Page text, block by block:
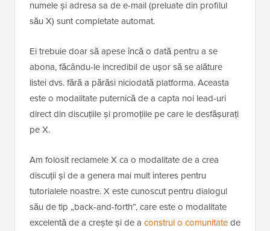
numele și adresa sa de e-mail (preluate din profilul
său X) sunt completate automat.
Ei trebuie doar să apese încă o dată pentru a se
abona, făcându-le incredibil de ușor să se alăture
listei dvs. fără a părăsi niciodată platforma. Aceasta
este o modalitate puternică de a capta noi lead-uri
direct din discuțiile și promoțiile pe care le desfășurați
pe X.
Am folosit reclamele X ca o modalitate de a crea
discuții și de a genera mai mult interes pentru
tutorialele noastre. X este cunoscut pentru dialogul
său de tip „back-and-forth”, care este o modalitate
excelentă de a crește și de a construi o comunitatede